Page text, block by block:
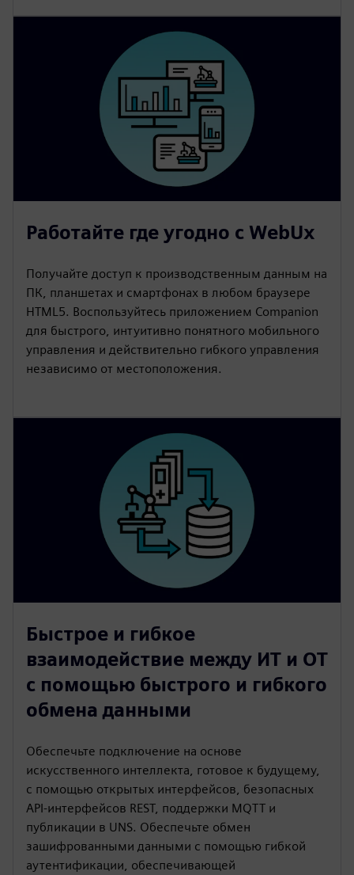
Работайте где угодно с WebUx
Получайте доступ к производственным данным на
ПК, планшетах и смартфонах в любом браузере
HTML5. Воспользуйтесь приложением Companion
для быстрого, интуитивно понятного мобильного
управления и действительно гибкого управления
независимо от местоположения.
Быстрое и гибкое
взаимодействие между ИТ и OT
с помощью быстрого и гибкого
обмена данными
Обеспечьте подключение на основе
искусственного интеллекта, готовое к будущему,
с помощью открытых интерфейсов, безопасных
API-интерфейсов REST, поддержки MQTT и
публикации в UNS. Обеспечьте обмен
зашифрованными данными с помощью гибкой
аутентификации, обеспечивающей